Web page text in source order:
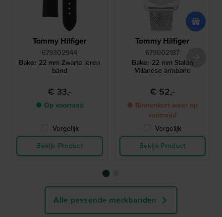
Tommy Hilfiger
679302944
Baker 22 mm Zwarte leren
band
€ 33,-
● Op voorraad
Vergelijk
Bekijk Product
Tommy Hilfiger
679002187
Baker 22 mm Stalen
Milanese armband
€ 52,-
● Binnenkort weer op
voorraad
Vergelijk
Bekijk Product
Alle passende merkbanden